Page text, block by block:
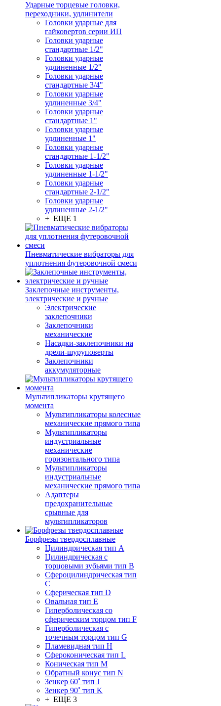
Ударные торцевые головки,
переходники, удлинители
Головки ударные для
гайковертов серии ИП
Головки ударные
стандартные 1/2"
Головки ударные
удлиненные 1/2"
Головки ударные
стандартные 3/4"
Головки ударные
удлиненные 3/4"
Головки ударные
стандартные 1"
Головки ударные
удлиненные 1"
Головки ударные
стандартные 1-1/2"
Головки ударные
удлиненные 1-1/2"
Головки ударные
стандартные 2-1/2"
Головки ударные
удлиненные 2-1/2"
+ ЕЩЕ 1
Пневматические вибраторы для
уплотнения футеровочной смеси
Заклепочные инструменты,
электрические и ручные
Электрические
заклепочники
Заклепочники
механические
Насадки-заклепочники на
дрели-шуруповерты
Заклепочники
аккумуляторные
Мультипликаторы крутящего
момента
Мультипликаторы колесные
механические прямого типа
Мультипликаторы
индустриальные
механические
горизонтального типа
Мультипликаторы
индустриальные
механические прямого типа
Адаптеры
предохранительные
срывные для
мультипликаторов
Борфрезы твердосплавные
Цилиндрическая тип A
Цилиндрическая с
торцовыми зубьями тип B
Сфероцилиндрическая тип
C
Сферическая тип D
Овальная тип E
Гиперболическая со
сферическим торцом тип F
Гиперболическая с
точечным торцом тип G
Пламевидная тип H
Сфероконическая тип L
Коническая тип M
Обратный конус тип N
Зенкер 60˚ тип J
Зенкер 90˚ тип K
+ ЕЩЕ 3